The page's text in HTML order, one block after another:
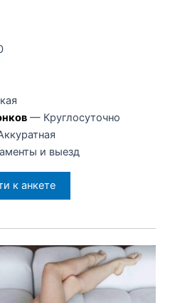
— Круглосуточно
и выезд
к анкете